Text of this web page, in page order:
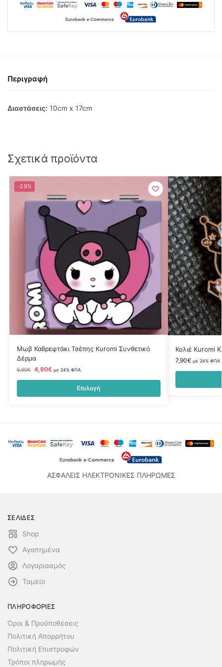
Περιγραφή
Διαστάσεις: 10cm x 17cm
Σχετικά προϊόντα
-29%
Μωβ Καθρεφτάκι Τσέπης Kuromi Συνθετικό
Δέρμα
6,90€ 4,90€ με 24% ΦΠΑ
Επιλογή
Κολιέ Kuromi
7,90€ με 24% ΦΠΑ
ΑΣΦΑΛΕΙΣ ΗΛΕΚΤΡΟΝΙΚΕΣ ΠΛΗΡΩΜΕΣ
ΣΕΛΙΔΕΣ
Shop
Αγαπημένα
Λογαριασμός
Ταμείο
ΠΛΗΡΟΦΟΡΙΕΣ
Όροι & Προϋποθέσεις
Πολιτική Απορρήτου
Πολιτική Επιστροφών
Τρόποι πληρωμής